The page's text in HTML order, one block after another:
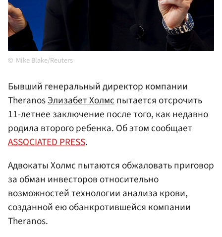
Mike Blake/Reuters
Бывший генеральный директор компании
TheranosЭлизабет Холмспытается отсрочить
11-летнее заключение после того, как недавно
родила второго ребенка. Об этом сообщает
ASSOCIATED PRESS.
Адвокаты Холмс пытаются обжаловать приговор
за обман инвесторов относительно
возможностей технологии анализа крови,
созданной ею обанкротившейся компании
Theranos.